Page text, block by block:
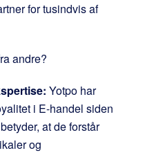
for tusindvis af
andre?
Yotpo har
i E-handel siden
at de forstår
og